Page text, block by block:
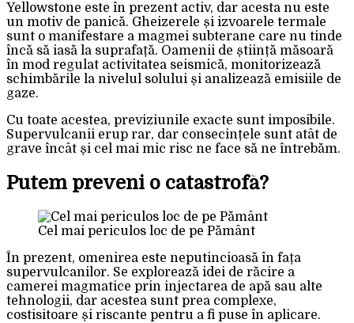
Yellowstone este în prezent activ, dar acesta nu este
un motiv de panică. Gheizerele și izvoarele termale
sunt o manifestare a magmei subterane care nu tinde
încă să iasă la suprafață. Oamenii de știință măsoară
în mod regulat activitatea seismică, monitorizează
schimbările la nivelul solului și analizează emisiile de
gaze.
Cu toate acestea, previziunile exacte sunt imposibile.
Supervulcanii erup rar, dar consecințele sunt atât de
grave încât și cel mai mic risc ne face să ne întrebăm.
Putem preveni o catastrofă?
Cel mai periculos loc de pe Pământ
În prezent, omenirea este neputincioasă în fața
supervulcanilor. Se explorează idei de răcire a
camerei magmatice prin injectarea de apă sau alte
tehnologii, dar acestea sunt prea complexe,
costisitoare și riscante pentru a fi puse în aplicare.